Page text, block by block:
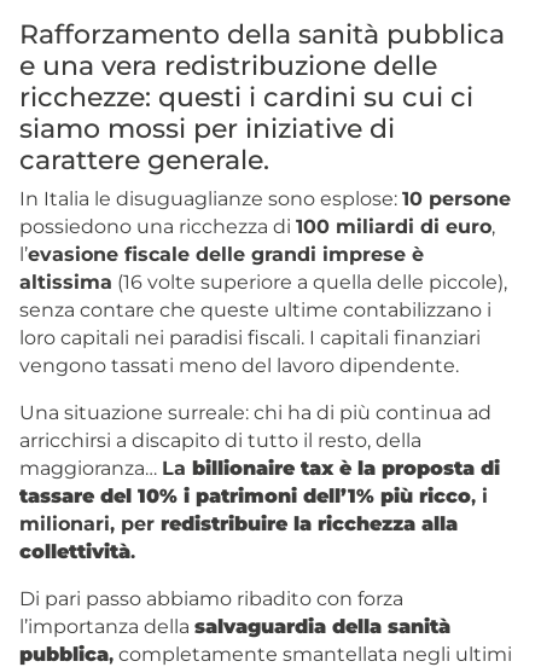
Rafforzamento della sanità pubblica
e una vera redistribuzione delle
ricchezze: questi i cardini su cui ci
siamo mossi per iniziative di
carattere generale.
In Italia le disuguaglianze sono esplose: 10 persone
possiedono una ricchezza di 100 miliardi di euro,
l’evasione fiscale delle grandi imprese è
altissima (16 volte superiore a quella delle piccole),
senza contare che queste ultime contabilizzano i
loro capitali nei paradisi fiscali. I capitali finanziari
vengono tassati meno del lavoro dipendente.
Una situazione surreale: chi ha di più continua ad
arricchirsi a discapito di tutto il resto, della
maggioranza… La billionaire tax è la proposta di
tassare del 10% i patrimoni dell’1% più ricco, i
milionari, per redistribuire la ricchezza alla
collettività.
Di pari passo abbiamo ribadito con forza
l’importanza della salvaguardia della sanità
pubblica, completamente smantellata negli ultimi